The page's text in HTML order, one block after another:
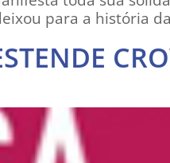
para a história